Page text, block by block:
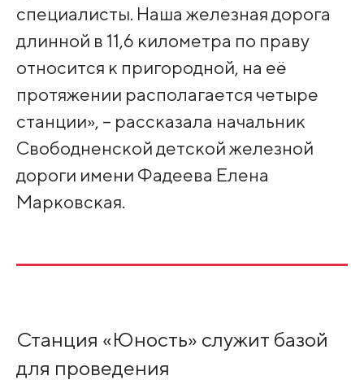
специалисты. Наша железная дорога
длинной в 11,6 километра по праву
относится к пригородной, на её
протяжении располагается четыре
станции», – рассказала начальник
Свободненской детской железной
дороги имени Фадеева Елена
Марковская.
Станция «Юность» служит базой
для проведения